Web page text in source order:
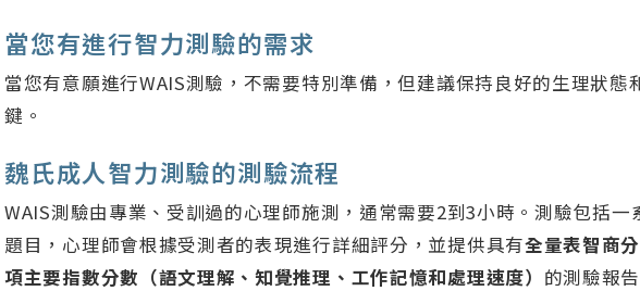
當您有進行智力測驗的需求
當您有意願進行WAIS測驗，不需要特別準備，但建議保持良好的生理狀態
鍵。
魏氏成人智力測驗的測驗流程
WAIS測驗由專業、受訓過的心理師施測，通常需要2到3小時。測驗包括一
題目，心理師會根據受測者的表現進行詳細評分，並提供具有全量表智商
項主要指數分數（語文理解、知覺推理、工作記憶和處理速度） 的測驗報